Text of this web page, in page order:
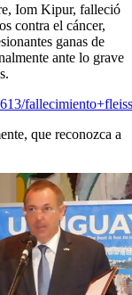
Iom Kipur, falleció
contra el cáncer,
ganas de
ante lo grave
que reconozca a